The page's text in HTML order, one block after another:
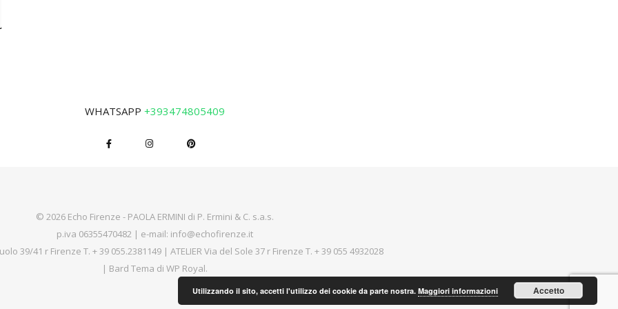
WHATSAPP +393474805409
© 2026 Echo Firenze - PAOLA ERMINI di P. Ermini & C. s.a.s.
p.iva 06355470482 | e-mail: info@echofirenze.it
39/41 r Firenze T. + 39 055.2381149 | ATELIER Via del Sole 37 r Firenze T. + 39 055 4932028
| Bard Tema di WP Royal.
Utilizzando il sito, accetti l'utilizzo dei cookie da parte nostra. Maggiori informazioni Accetto